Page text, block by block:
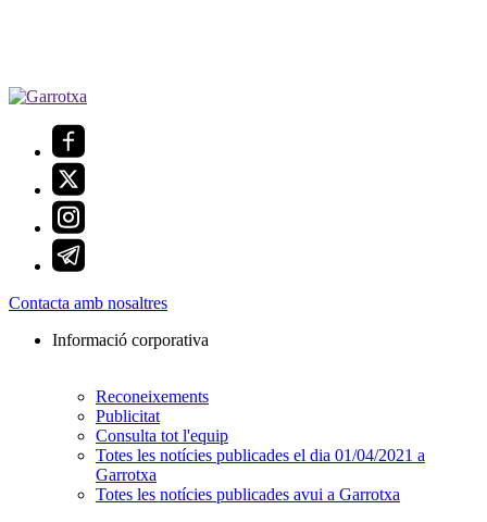
Contacta amb nosaltres
Informació corporativa
Reconeixements
Publicitat
Consulta tot l'equip
Totes les notícies publicades el dia 01/04/2021 a
Garrotxa
Totes les notícies publicades avui a Garrotxa